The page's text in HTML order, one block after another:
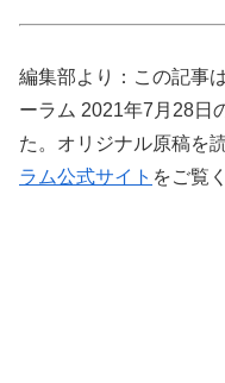
編集部より：この記事
ーラム 2021年7月28日
た。オリジナル原稿を
ラム公式サイト をご覧